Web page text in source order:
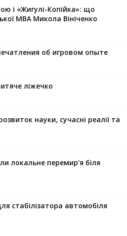
і «Жигулі-Копійка»: що
МВА Микола Вініченко
об игровом опыте
ліжечко
науки, сучасні реалії та
локальне перемир’я біля
стабілізатора автомобіля